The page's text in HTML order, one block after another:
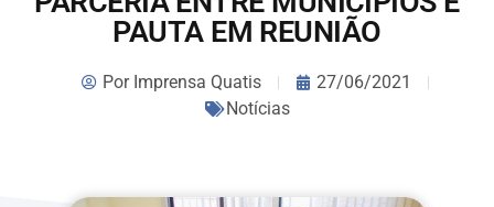
PAUTA EM REUNIÃO
PorImprensa Quatis
27/06/2021
Notícias